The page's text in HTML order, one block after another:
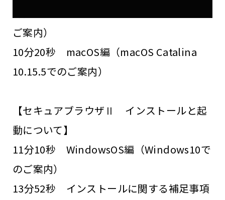
ご案内）
10分20秒 macOS編（macOS Catalina
10.15.5でのご案内）
【セキュアブラウザⅡ インストールと起
動について】
11分10秒 WindowsOS編（Windows10で
のご案内）
13分52秒 インストールに関する補足事項